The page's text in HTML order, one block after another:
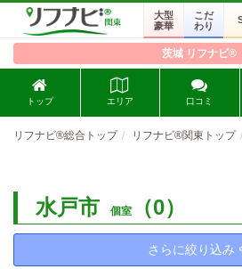
大型
豪華
こだ
わり
茨城 リフナビ®
トップ エリア 口コミ
リフナビ®総合トップ リフナビ®関東トップ
水戸市 個室 （0）
さらに絞り込み